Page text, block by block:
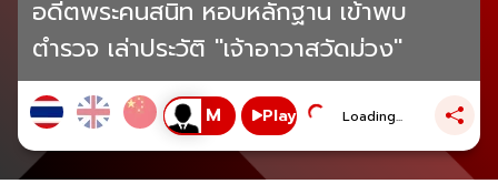
อดีตพระคนสนิท หอบหลักฐาน เข้าพบ
ตำรวจ เล่าประวัติ "เจ้าอาวาสวัดม่วง"
Play Loading...